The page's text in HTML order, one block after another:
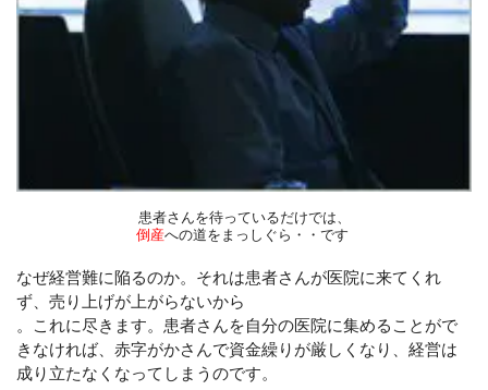
患者さんを待っているだけでは、
倒産への道をまっしぐら・・です
なぜ経営難に陥るのか。それは患者さんが医院に来てくれ
ず、売り上げが上がらないから
。これに尽きます。患者さんを自分の医院に集めることがで
きなければ、赤字がかさんで資金繰りが厳しくなり、経営は
成り立たなくなってしまうのです。